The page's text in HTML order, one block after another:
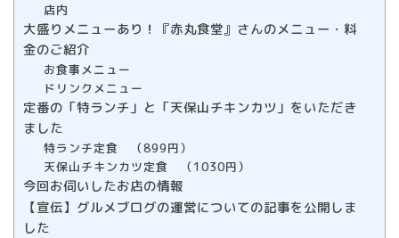
店内
大盛りメニューあり！『赤丸食堂』さんのメニュー・料
金のご紹介
お食事メニュー
ドリンクメニュー
定番の「特ランチ」と「天保山チキンカツ」をいただき
ました
特ランチ定食 （899円）
天保山チキンカツ定食 （1030円）
今回お伺いしたお店の情報
【宣伝】グルメブログの運営についての記事を公開しま
した